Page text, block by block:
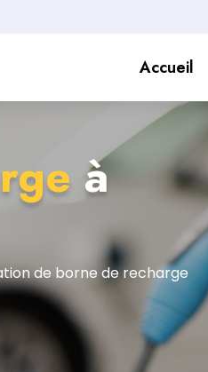
Accueil
à
de borne de recharge